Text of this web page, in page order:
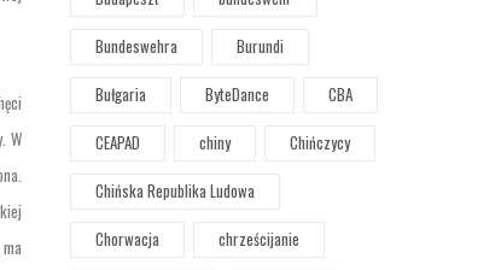
W
Bundeswehra
Burundi
Bułgaria
ByteDance
CBA
CEAPAD
chiny
Chińczycy
Chińska Republika Ludowa
Chorwacja
chrześcijanie